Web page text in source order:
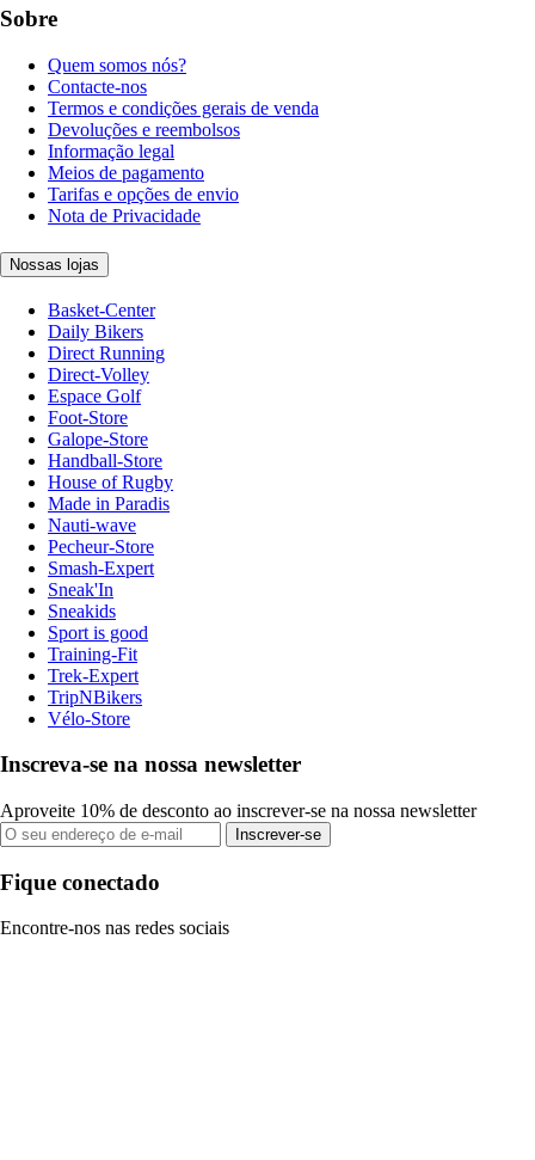
Sobre
Quem somos nós?
Contacte-nos
Termos e condições gerais de venda
Devoluções e reembolsos
Informação legal
Meios de pagamento
Tarifas e opções de envio
Nota de Privacidade
Nossas lojas
Basket-Center
Daily Bikers
Direct Running
Direct-Volley
Espace Golf
Foot-Store
Galope-Store
Handball-Store
House of Rugby
Made in Paradis
Nauti-wave
Pecheur-Store
Smash-Expert
Sneak'In
Sneakids
Sport is good
Training-Fit
Trek-Expert
TripNBikers
Vélo-Store
Inscreva-se na nossa newsletter
Aproveite 10% de desconto ao inscrever-se na nossa newsletter
Inscrever-se
Fique conectado
Encontre-nos nas redes sociais